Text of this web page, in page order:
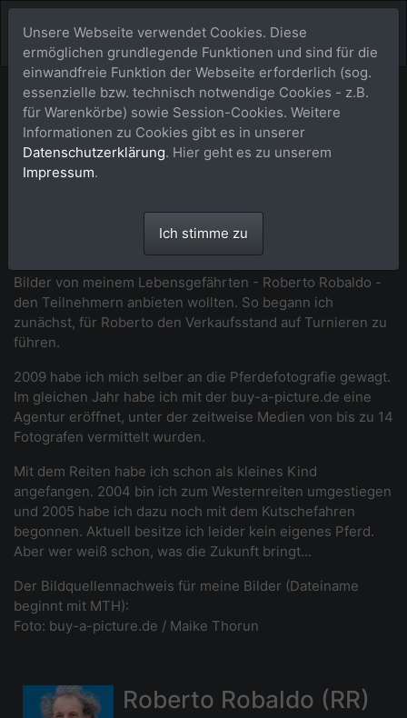
Unser Fotografenteam
Inhaberin von buy-a-picture.de. Bei mir
Bilder von meinem Lebensgefährten - Roberto Robaldo -
den Teilnehmern anbieten wollten. So begann ich
zunächst, für Roberto den Verkaufsstand auf Turnieren zu
führen.
2009 habe ich mich selber an die Pferdefotografie gewagt.
Im gleichen Jahr habe ich mit der buy-a-picture.de eine
Agentur eröffnet, unter der zeitweise Medien von bis zu 14
Fotografen vermittelt wurden.
Mit dem Reiten habe ich schon als kleines Kind
angefangen. 2004 bin ich zum Westernreiten umgestiegen
und 2005 habe ich dazu noch mit dem Kutschefahren
begonnen. Aktuell besitze ich leider kein eigenes Pferd.
Aber wer weiß schon, was die Zukunft bringt...
Der Bildquellennachweis für meine Bilder (Dateiname
beginnt mit MTH):
Foto: buy-a-picture.de / Maike Thorun
Roberto Robaldo (RR)
Unsere Webseite verwendet Cookies. Diese
ermöglichen grundlegende Funktionen und sind für die
einwandfreie Funktion der Webseite erforderlich (sog.
essenzielle bzw. technisch notwendige Cookies - z.B.
für Warenkörbe) sowie Session-Cookies. Weitere
Informationen zu Cookies gibt es in unserer
Datenschutzerklärung. Hier geht es zu unserem
Impressum.
Ich stimme zu